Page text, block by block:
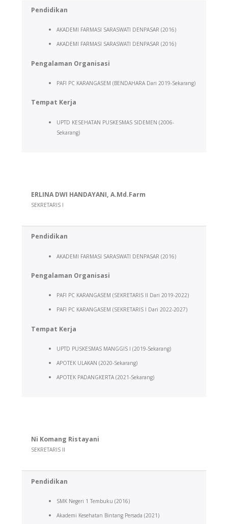
Pendidikan
AKADEMI FARMASI SARASWATI DENPASAR (2016)
AKADEMI FARMASI SARASWATI DENPASAR (2016)
Pengalaman Organisasi
PAFI PC KARANGASEM (BENDAHARA Dari 2019-Sekarang)
Tempat Kerja
UPTD KESEHATAN PUSKESMAS SIDEMEN (2006-
Sekarang)
ERLINA DWI HANDAYANI, A.Md.Farm
SEKRETARIS I
Pendidikan
AKADEMI FARMASI SARASWATI DENPASAR (2016)
Pengalaman Organisasi
PAFI PC KARANGASEM (SEKRETARIS II Dari 2019-2022)
PAFI PC KARANGASEM (SEKRETARIS I Dari 2022-2027)
Tempat Kerja
UPTD PUSKESMAS MANGGIS I (2019-Sekarang)
APOTEK ULAKAN (2020-Sekarang)
APOTEK PADANGKERTA (2021-Sekarang)
Ni Komang Ristayani
SEKRETARIS II
Pendidikan
SMK Negeri 1 Tembuku (2016)
Akademi Kesehatan Bintang Persada (2021)